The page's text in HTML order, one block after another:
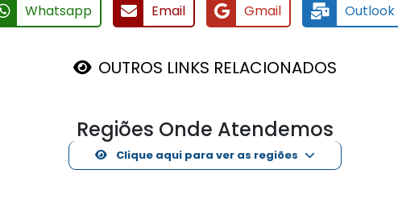
Whatsapp Email Gmail Outlook
OUTROS LINKS RELACIONADOS
Regiões Onde Atendemos
Clique aqui para ver as regiões